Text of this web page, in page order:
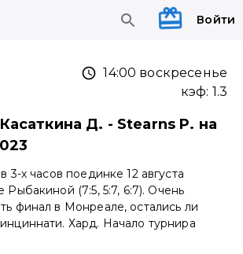
Войти
14:00 воскресенье
кэф: 1.3
Д. - Stearns P. на
3-х часов поединке 12 августа
Рыбакиной (7:5, 5:7, 6:7). Очень
финал в Монреале, остались ли
Хард. Начало турнира